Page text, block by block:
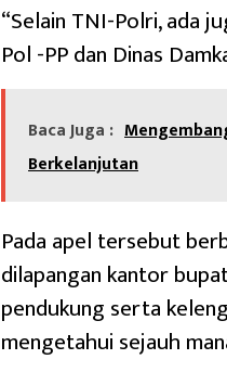
“Selain TNI-Polri, ada
Pol -PP dan Dinas
Baca Juga :
Berkelanjutan
Pada apel tersebut
dilapangan kantor
pendukung serta
mengetahui sejauh